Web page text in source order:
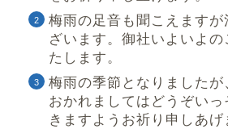
梅雨の足音も聞こえます
ざいます。御社いよいよ
たします。
梅雨の季節となりました
おかれましてはどうぞい
きますようお祈り申しあげ